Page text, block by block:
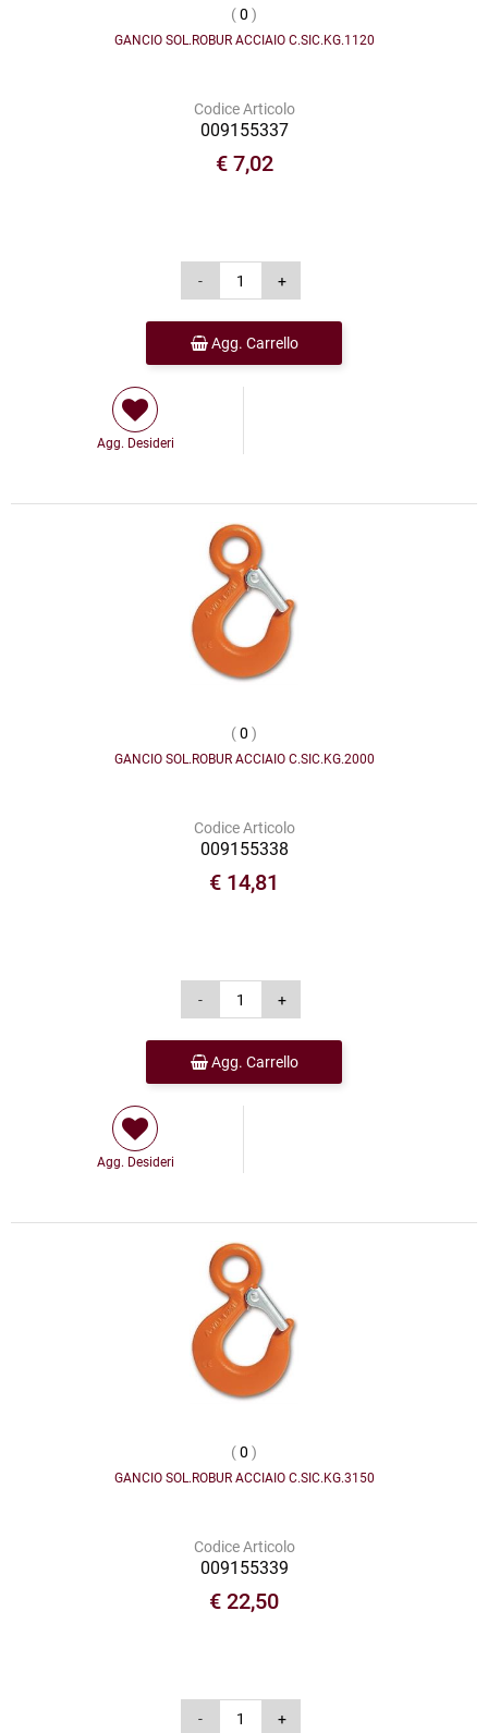
(0 )
GANCIO SOL.ROBUR ACCIAIO C.SIC.KG.1120
Codice Articolo
009155337
€ 7,02
Agg. Carrello
Agg. Desideri
(0 )
GANCIO SOL.ROBUR ACCIAIO C.SIC.KG.2000
Codice Articolo
009155338
€ 14,81
Agg. Carrello
Agg. Desideri
(0 )
GANCIO SOL.ROBUR ACCIAIO C.SIC.KG.3150
Codice Articolo
009155339
€ 22,50